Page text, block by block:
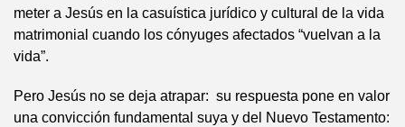
meter a Jesús en la casuística jurídico y cultural de la vida
matrimonial cuando los cónyuges afectados “vuelvan a la
vida”.
Pero Jesús no se deja atrapar: su respuesta pone en valor
una convicción fundamental suya y del Nuevo Testamento: